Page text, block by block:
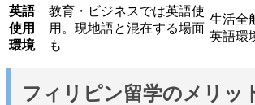
英語
使用
環境
教育・ビジネスでは英語使
用。現地語と混在する場面
も
生活全
英語環
フィリピン留学のメリッ